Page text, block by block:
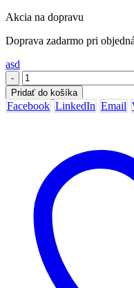
Akcia na dopravu
Doprava zadarmo pri
asd
-
Pridať do košíka
Facebook LinkedIn Email